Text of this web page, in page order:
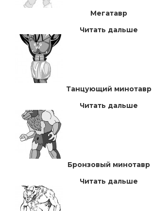
Мегатавр
Читать дальше
Танцующий минотавр
Читать дальше
Бронзовый минотавр
Читать дальше